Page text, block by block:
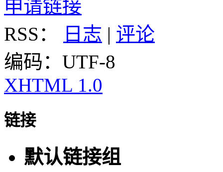
申请链接
RSS：
日志 | 评论
编码：UTF-8
XHTML 1.0
链接
默认链接组